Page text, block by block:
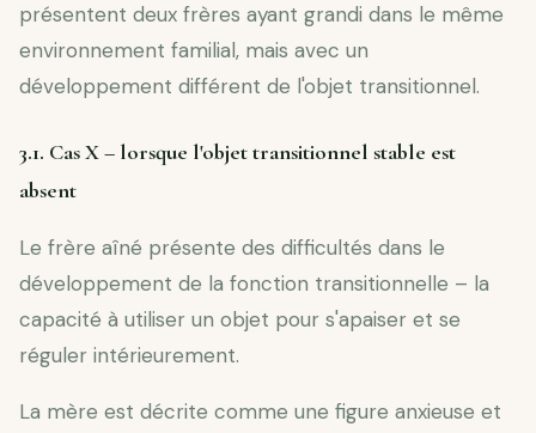
présentent deux frères ayant grandi dans le même
environnement familial, mais avec un
développement différent de l'objet transitionnel.
3.1. Cas X – lorsque l'objet transitionnel stable est
absent
Le frère aîné présente des difficultés dans le
développement de la fonction transitionnelle – la
capacité à utiliser un objet pour s'apaiser et se
réguler intérieurement.
La mère est décrite comme une figure anxieuse et